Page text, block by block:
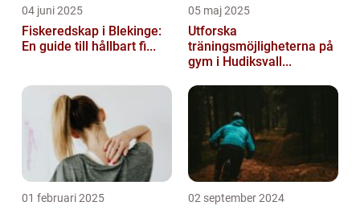
04 juni 2025
Fiskeredskap i Blekinge:
En guide till hållbart fi...
05 maj 2025
Utforska
träningsmöjligheterna på
gym i Hudiksvall...
01 februari 2025 02 september 2024